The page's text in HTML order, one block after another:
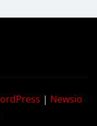
| Newsio